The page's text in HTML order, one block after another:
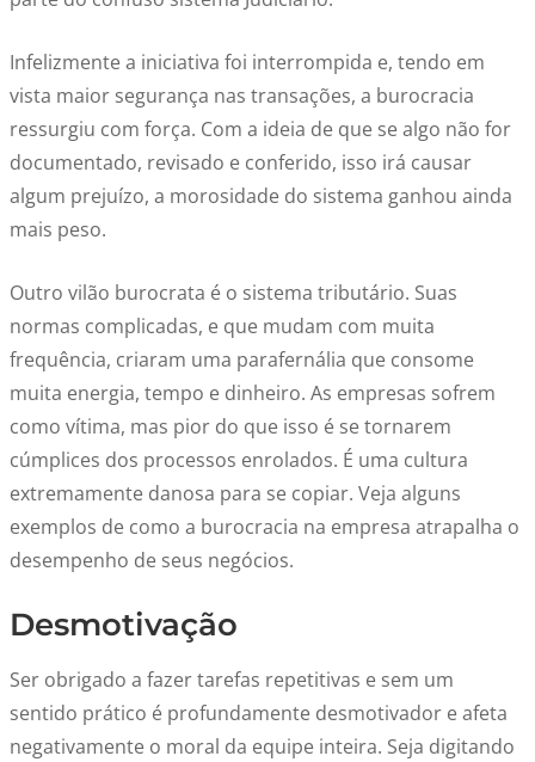
Infelizmente a iniciativa foi interrompida e, tendo em
vista maior segurança nas transações, a burocracia
ressurgiu com força. Com a ideia de que se algo não for
documentado, revisado e conferido, isso irá causar
algum prejuízo, a morosidade do sistema ganhou ainda
mais peso.
Outro vilão burocrata é o sistema tributário. Suas
normas complicadas, e que mudam com muita
frequência, criaram uma parafernália que consome
muita energia, tempo e dinheiro. As empresas sofrem
como vítima, mas pior do que isso é se tornarem
cúmplices dos processos enrolados. É uma cultura
extremamente danosa para se copiar. Veja alguns
exemplos de como a burocracia na empresa atrapalha o
desempenho de seus negócios.
Desmotivação
Ser obrigado a fazer tarefas repetitivas e sem um
sentido prático é profundamente desmotivador e afeta
negativamente o moral da equipe inteira. Seja digitando